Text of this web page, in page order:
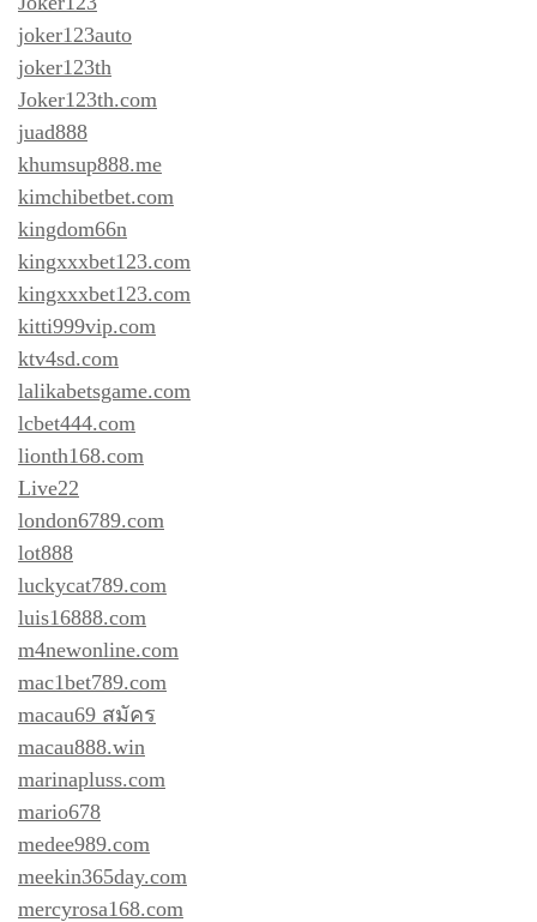
joker123auto
joker123th
Joker123th.com
juad888
khumsup888.me
kimchibetbet.com
kingdom66n
kingxxxbet123.com
kingxxxbet123.com
kitti999vip.com
ktv4sd.com
lalikabetsgame.com
lcbet444.com
lionth168.com
Live22
london6789.com
lot888
luckycat789.com
luis16888.com
m4newonline.com
mac1bet789.com
macau69 สมัคร
macau888.win
marinapluss.com
mario678
medee989.com
meekin365day.com
mercyrosa168.com